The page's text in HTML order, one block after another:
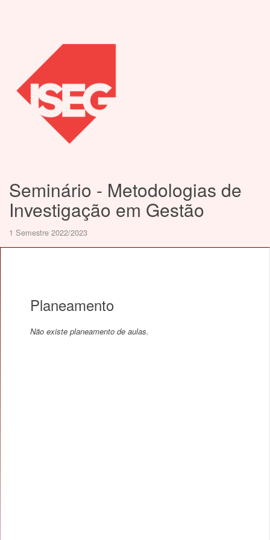
Seminário - Metodologias de
Investigação em Gestão
1 Semestre 2022/2023
Planeamento
Não existe planeamento de aulas.